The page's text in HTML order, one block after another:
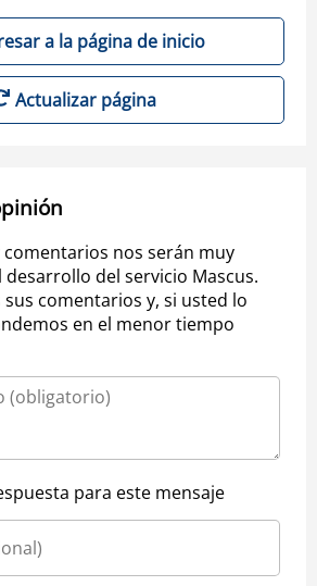
a la página de inicio
Actualizar página
comentarios nos serán muy
del servicio Mascus.
comentarios y, si usted lo
en el menor tiempo
para este mensaje